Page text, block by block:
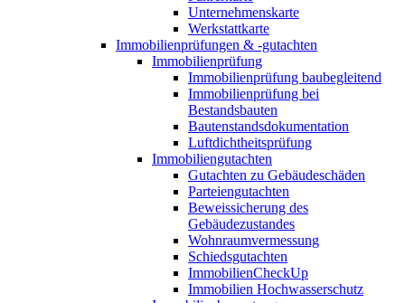
Unternehmenskarte
Werkstattkarte
Immobilienprüfungen & -gutachten
Immobilienprüfung
Immobilienprüfung baubegleitend
Immobilienprüfung bei
Bestandsbauten
Bautenstandsdokumentation
Luftdichtheitsprüfung
Immobiliengutachten
Gutachten zu Gebäudeschäden
Parteiengutachten
Beweissicherung des
Gebäudezustandes
Wohnraumvermessung
Schiedsgutachten
ImmobilienCheckUp
Immobilien Hochwasserschutz